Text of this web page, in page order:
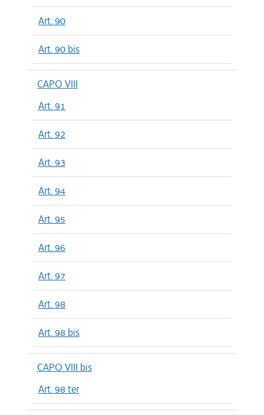
Art. 90
Art. 90 bis
CAPO VIII
Art. 91
Art. 92
Art. 93
Art. 94
Art. 95
Art. 96
Art. 97
Art. 98
Art. 98 bis
CAPO VIII bis
Art. 98 ter